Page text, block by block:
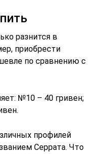
разнится в
приобрести
по сравнению с
№10 – 40 гривен;
профилей
Серрата. Что